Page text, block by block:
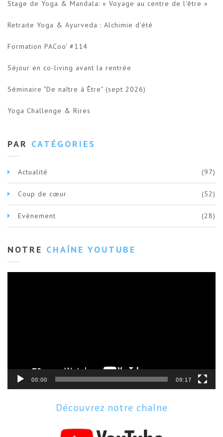
Stage de Yoga & Mandala: « Voyage au centre de l'être »
Retraite Yoga & Ayurveda : Alchimie d’été
Formation PACoo' #114
Séjour en co-living avant la rentrée
Séminaire "De naître à Être" (sept 2026)
Yoga Challenge & Rires
PAR CATÉGORIES
Actualité (97)
Coup de cœur (52)
Evènement (28)
NOTRE CHAÎNE YOUTUBE
00:00 09:17
Découvrez notre chaîne